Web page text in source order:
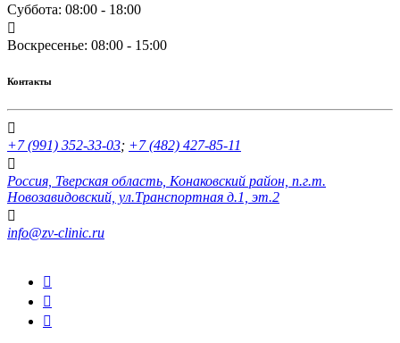
Суббота: 08:00 - 18:00
Воскресенье: 08:00 - 15:00
Контакты
+7 (991) 352-33-03; +7 (482) 427-85-11
Россия, Тверская область, Конаковский район, п.г.т.
Новозавидовский, ул.Транспортная д.1, эт.2
info@zv-clinic.ru